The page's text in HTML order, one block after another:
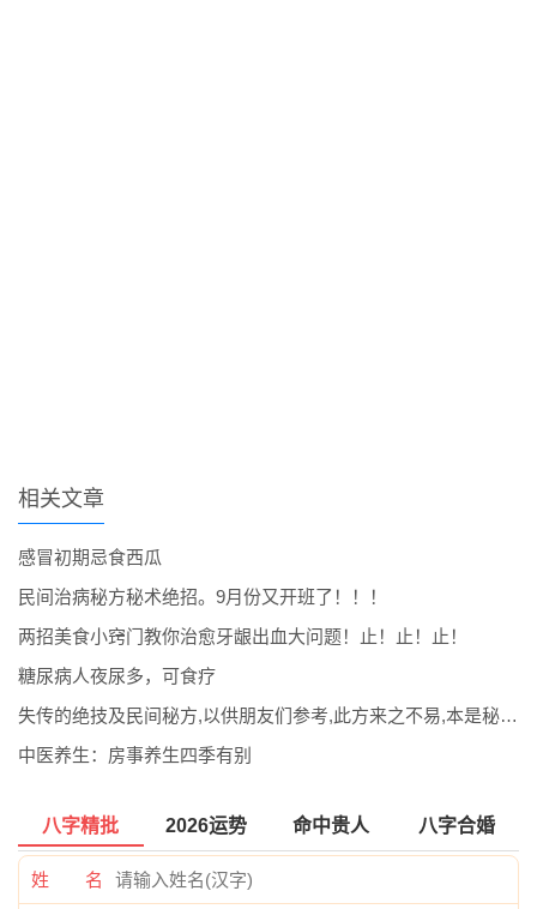
相关文章
感冒初期忌食西瓜
民间治病秘方秘术绝招。9月份又开班了！！！
两招美食小窍门教你治愈牙龈出血大问题！止！止！止！
糖尿病人夜尿多，可食疗
失传的绝技及民间秘方,以供朋友们参考,此方来之不易,本是秘而不传的！
中医养生：房事养生四季有别
八字精批 2026运势 命中贵人 八字合婚
姓 名